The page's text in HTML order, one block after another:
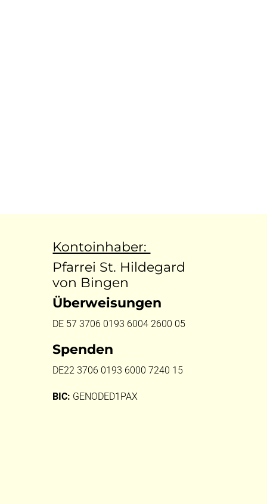
Kontoinhaber:
Pfarrei St. Hildegard
von Bingen
Überweisungen
DE 57 3706 0193 6004 2600 05
Spenden
DE22 3706 0193 6000 7240 15
BIC: GENODED1PAX